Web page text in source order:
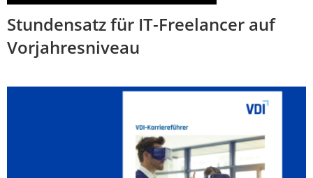
Stundensatz für IT-Freelancer auf
Vorjahresniveau